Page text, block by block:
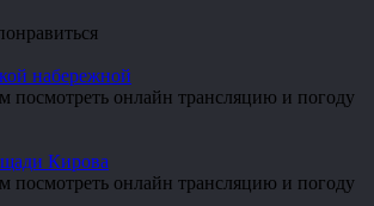
набережной
посмотреть онлайн трансляцию и погоду
Кирова
посмотреть онлайн трансляцию и погоду